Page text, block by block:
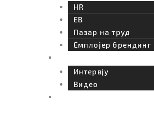
HR
EB
Пазар на труд
Емплојер брендинг
Интервју
Видео